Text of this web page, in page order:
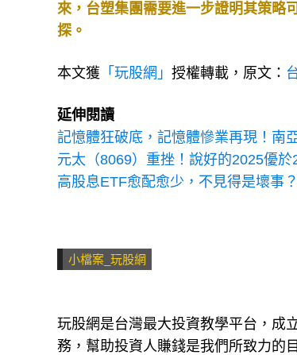
來，台塑集團需要進一步證明其策略
探。
本文獲 「玩股網」 授權轉載，原文：
延伸閱讀
記憶體狂破底，記憶體慘業再現！南
元太（8069）重挫！說好的2025優
高股息ETF愈配愈少，不見得是壞事
小檔案_玩股網
玩股網是台灣最大投資教學平台，成
務，幫助投資人賺錢是我們所致力的